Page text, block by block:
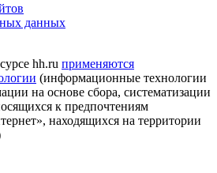
данных
hh.ru применяются
(информационные технологии
на основе сбора, систематизации
к предпочтениям
находящихся на территории